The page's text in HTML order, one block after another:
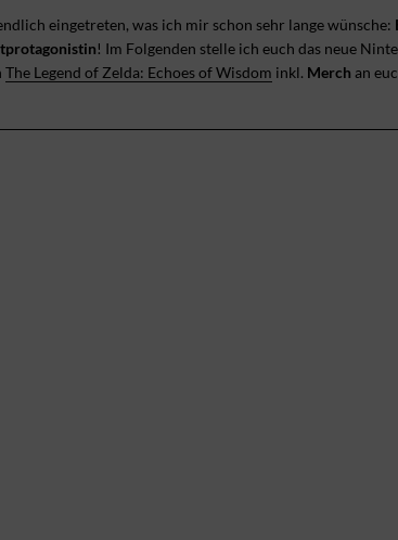
eingetreten, was ich mir schon sehr lange wünsche:
! Im Folgenden stelle ich euch das neue
The Legend of Zelda: Echoes of Wisdom inkl. Merch an